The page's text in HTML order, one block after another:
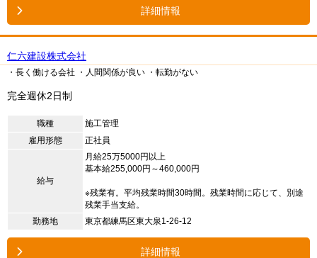
詳細情報
仁六建設株式会社
・長く働ける会社 ・人間関係が良い ・転勤がない
完全週休2日制
職種
施工管理
雇用形態
正社員
給与
月給25万5000円以上
基本給255,000円～460,000円
※残業有。平均残業時間30時間。残業時間に応じて、別途
残業手当支給。
勤務地
東京都練馬区東大泉1-26-12
詳細情報